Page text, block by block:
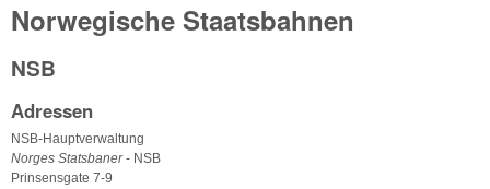
Norwegische Staatsbahnen
NSB
Adressen
NSB-Hauptverwaltung
Norges Statsbaner- NSB
Prinsensgate 7-9